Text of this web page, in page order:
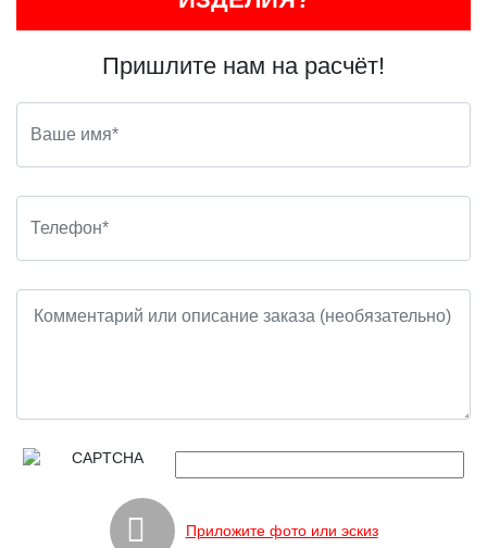
Пришлите нам на расчёт!
Приложите фото или эскиз